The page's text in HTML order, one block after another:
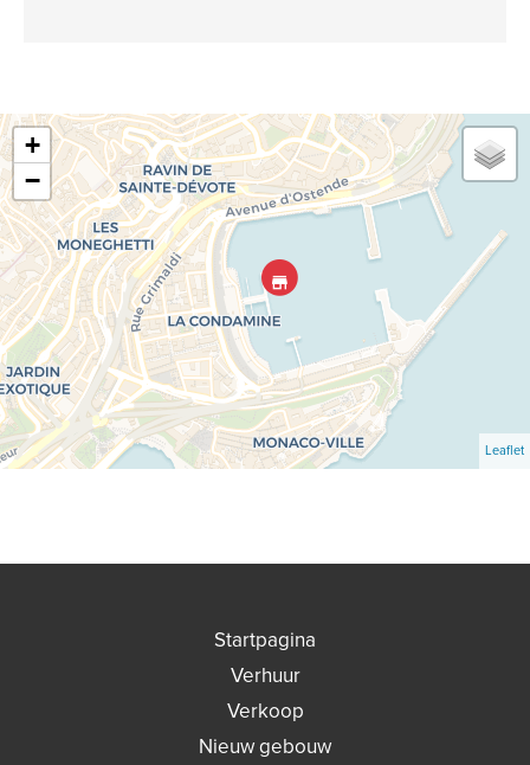
+
−
Leaflet
Startpagina
Verhuur
Verkoop
Nieuw gebouw